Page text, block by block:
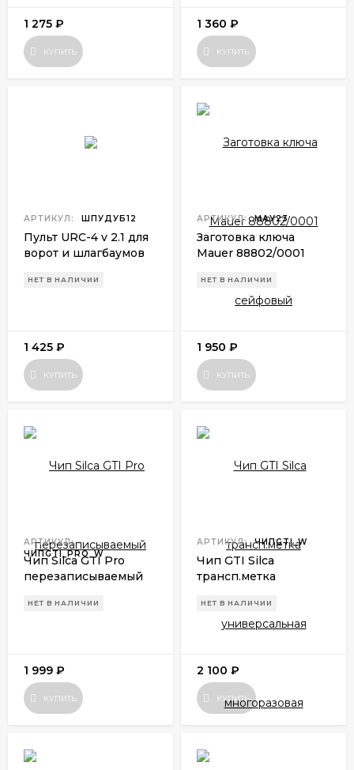
1 275 ₽
КУПИТЬ
1 360 ₽
КУПИТЬ
АРТИКУЛ: ШПУДУБ12
Пульт URC-4 v 2.1 для
ворот и шлагбаумов
НЕТ В НАЛИЧИИ
1 425 ₽
КУПИТЬ
АРТИКУЛ: МАУ23
Заготовка ключа
Mauer 88802/0001
НЕТ В НАЛИЧИИ
1 950 ₽
КУПИТЬ
АРТИКУЛ:
ЧИПGTI_PRO_W
Чип Silca GTI Pro
перезаписываемый
НЕТ В НАЛИЧИИ
1 999 ₽
КУПИТЬ
АРТИКУЛ: ЧИПGTI_W
Чип GTI Silca
трансп.метка
многоразовая
НЕТ В НАЛИЧИИ
2 100 ₽
КУПИТЬ